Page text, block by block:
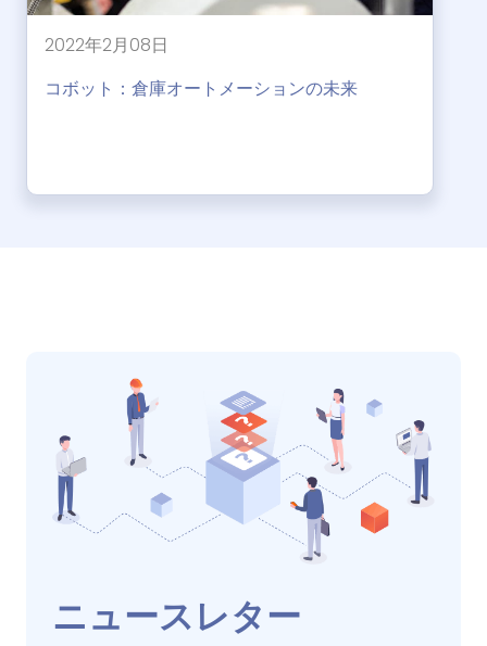
2022年2月08日
コボット：倉庫オートメーションの未来
ニュースレター